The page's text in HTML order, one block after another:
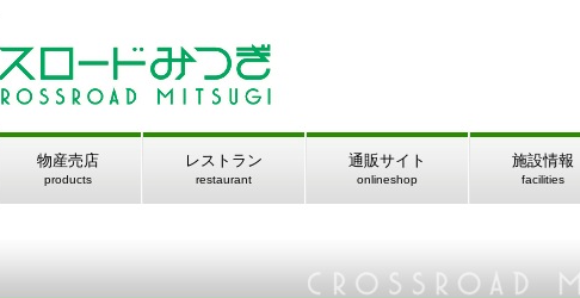
物産売店
products
レストラン
restaurant
通販サイト
onlineshop
施設情報
facilities